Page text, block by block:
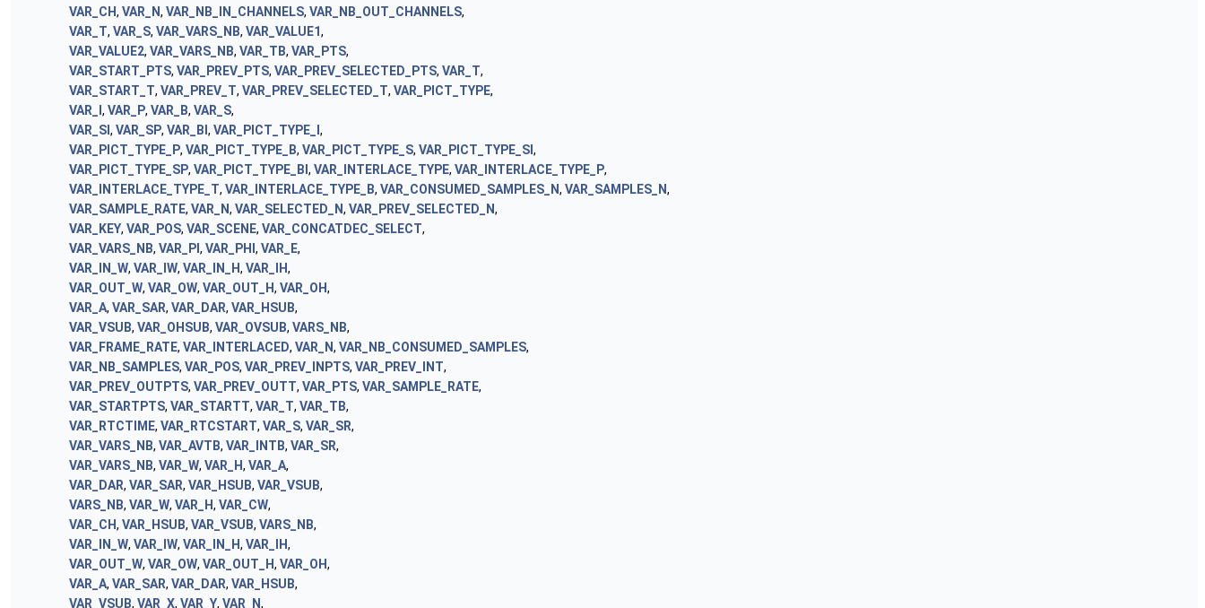
VAR_CH, VAR_N, VAR_NB_IN_CHANNELS, VAR_NB_OUT_CHANNELS,
VAR_T, VAR_S, VAR_VARS_NB, VAR_VALUE1,
VAR_VALUE2, VAR_VARS_NB, VAR_TB, VAR_PTS,
VAR_START_PTS, VAR_PREV_PTS, VAR_PREV_SELECTED_PTS, VAR_T,
VAR_START_T, VAR_PREV_T, VAR_PREV_SELECTED_T, VAR_PICT_TYPE,
VAR_I , VAR_P, VAR_B, VAR_S,
VAR_SI , VAR_SP, VAR_BI , VAR_PICT_TYPE_I ,
VAR_PICT_TYPE_P, VAR_PICT_TYPE_B, VAR_PICT_TYPE_S, VAR_PICT_TYPE_SI ,
VAR_PICT_TYPE_SP, VAR_PICT_TYPE_BI , VAR_INTERLACE_TYPE, VAR_INTERLACE_TYPE_P,
VAR_INTERLACE_TYPE_T, VAR_INTERLACE_TYPE_B, VAR_CONSUMED_SAMPLES_N, VAR_SAMPLES_N,
VAR_SAMPLE_RATE, VAR_N, VAR_SELECTED_N, VAR_PREV_SELECTED_N,
VAR_KEY, VAR_POS, VAR_SCENE, VAR_CONCATDEC_SELECT,
VAR_VARS_NB, VAR_PI , VAR_PHI , VAR_E,
VAR_IN_W, VAR_IW, VAR_IN_H, VAR_IH,
VAR_OUT_W, VAR_OW, VAR_OUT_H, VAR_OH,
VAR_A, VAR_SAR, VAR_DAR, VAR_HSUB,
VAR_VSUB, VAR_OHSUB, VAR_OVSUB, VARS_NB,
VAR_FRAME_RATE, VAR_INTERLACED, VAR_N, VAR_NB_CONSUMED_SAMPLES,
VAR_NB_SAMPLES, VAR_POS, VAR_PREV_INPTS, VAR_PREV_INT,
VAR_PREV_OUTPTS, VAR_PREV_OUTT, VAR_PTS, VAR_SAMPLE_RATE,
VAR_STARTPTS, VAR_STARTT, VAR_T, VAR_TB,
VAR_RTCTIME, VAR_RTCSTART, VAR_S, VAR_SR,
VAR_VARS_NB, VAR_AVTB, VAR_INTB, VAR_SR,
VAR_VARS_NB, VAR_W, VAR_H, VAR_A,
VAR_DAR, VAR_SAR, VAR_HSUB, VAR_VSUB,
VARS_NB, VAR_W, VAR_H, VAR_CW,
VAR_CH, VAR_HSUB, VAR_VSUB, VARS_NB,
VAR_IN_W, VAR_IW, VAR_IN_H, VAR_IH,
VAR_OUT_W, VAR_OW, VAR_OUT_H, VAR_OH,
VAR_A, VAR_SAR, VAR_DAR, VAR_HSUB,
VAR_VSUB, VAR_X, VAR_Y, VAR_N,